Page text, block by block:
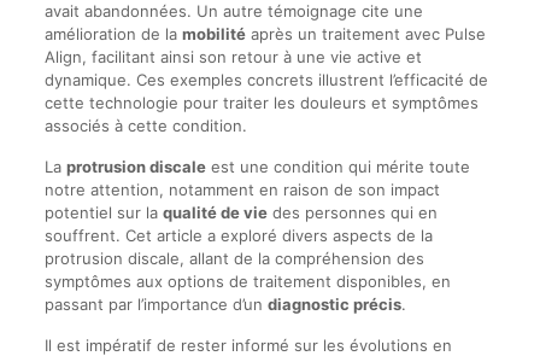
avait abandonnées. Un autre témoignage cite une
amélioration de la mobilitéaprès un traitement avec Pulse
Align, facilitant ainsi son retour à une vie active et
dynamique. Ces exemples concrets illustrent l’efficacité de
cette technologie pour traiter les douleurs et symptômes
associés à cette condition.
La protrusion discaleest une condition qui mérite toute
notre attention, notamment en raison de son impact
potentiel sur la qualité de viedes personnes qui en
souffrent. Cet article a exploré divers aspects de la
protrusion discale, allant de la compréhension des
symptômes aux options de traitement disponibles, en
passant par l’importance d’un diagnostic précis.
Il est impératif de rester informé sur les évolutions en